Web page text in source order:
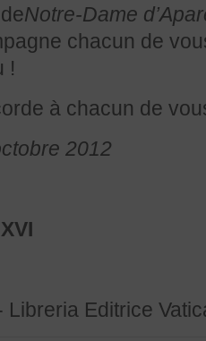
Notre-Dame
chacun de
!
à chacun de
2012
Editrice